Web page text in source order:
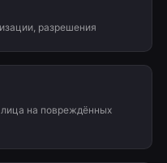
разрешения
на повреждённых